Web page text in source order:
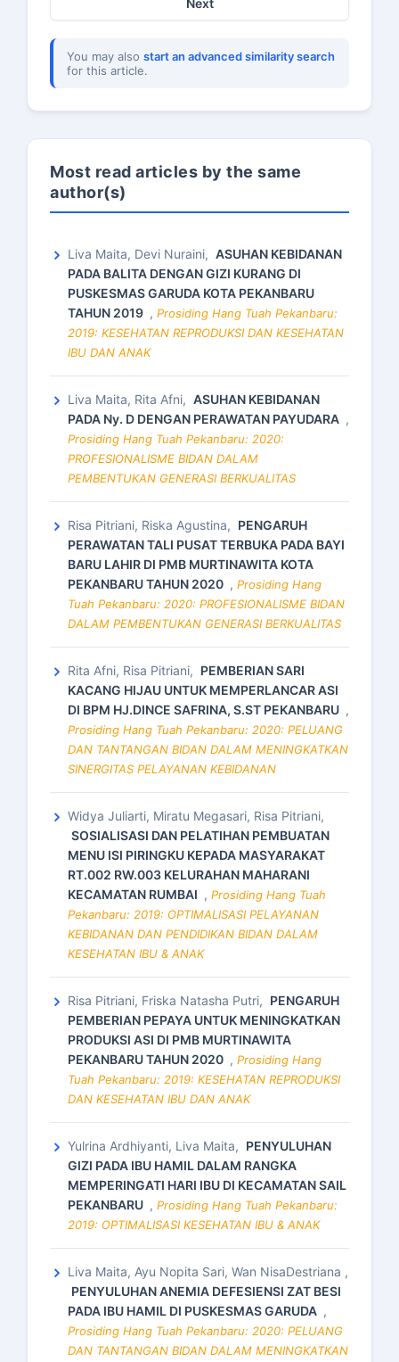
Next
You may also start an advanced similarity search
for this article.
Most read articles by the same
author(s)
Liva Maita, Devi Nuraini, ASUHAN KEBIDANAN
PADA BALITA DENGAN GIZI KURANG DI
PUSKESMAS GARUDA KOTA PEKANBARU
TAHUN 2019 , Prosiding Hang Tuah Pekanbaru:
2019: KESEHATAN REPRODUKSI DAN KESEHATAN
IBU DAN ANAK
Liva Maita, Rita Afni, ASUHAN KEBIDANAN
PADA Ny. D DENGAN PERAWATAN PAYUDARA ,
Prosiding Hang Tuah Pekanbaru: 2020:
PROFESIONALISME BIDAN DALAM
PEMBENTUKAN GENERASI BERKUALITAS
Risa Pitriani, Riska Agustina, PENGARUH
PERAWATAN TALI PUSAT TERBUKA PADA BAYI
BARU LAHIR DI PMB MURTINAWITA KOTA
PEKANBARU TAHUN 2020 , Prosiding Hang
Tuah Pekanbaru: 2020: PROFESIONALISME BIDAN
DALAM PEMBENTUKAN GENERASI BERKUALITAS
Rita Afni, Risa Pitriani, PEMBERIAN SARI
KACANG HIJAU UNTUK MEMPERLANCAR ASI
DI BPM HJ.DINCE SAFRINA, S.ST PEKANBARU ,
Prosiding Hang Tuah Pekanbaru: 2020: PELUANG
DAN TANTANGAN BIDAN DALAM MENINGKATKAN
SINERGITAS PELAYANAN KEBIDANAN
Widya Juliarti, Miratu Megasari, Risa Pitriani,
SOSIALISASI DAN PELATIHAN PEMBUATAN
MENU ISI PIRINGKU KEPADA MASYARAKAT
RT.002 RW.003 KELURAHAN MAHARANI
KECAMATAN RUMBAI , Prosiding Hang Tuah
Pekanbaru: 2019: OPTIMALISASI PELAYANAN
KEBIDANAN DAN PENDIDIKAN BIDAN DALAM
KESEHATAN IBU & ANAK
Risa Pitriani, Friska Natasha Putri, PENGARUH
PEMBERIAN PEPAYA UNTUK MENINGKATKAN
PRODUKSI ASI DI PMB MURTINAWITA
PEKANBARU TAHUN 2020 , Prosiding Hang
Tuah Pekanbaru: 2019: KESEHATAN REPRODUKSI
DAN KESEHATAN IBU DAN ANAK
Yulrina Ardhiyanti, Liva Maita, PENYULUHAN
GIZI PADA IBU HAMIL DALAM RANGKA
MEMPERINGATI HARI IBU DI KECAMATAN SAIL
PEKANBARU , Prosiding Hang Tuah Pekanbaru:
2019: OPTIMALISASI KESEHATAN IBU & ANAK
Liva Maita, Ayu Nopita Sari, Wan NisaDestriana ,
PENYULUHAN ANEMIA DEFESIENSI ZAT BESI
PADA IBU HAMIL DI PUSKESMAS GARUDA ,
Prosiding Hang Tuah Pekanbaru: 2020: PELUANG
DAN TANTANGAN BIDAN DALAM MENINGKATKAN